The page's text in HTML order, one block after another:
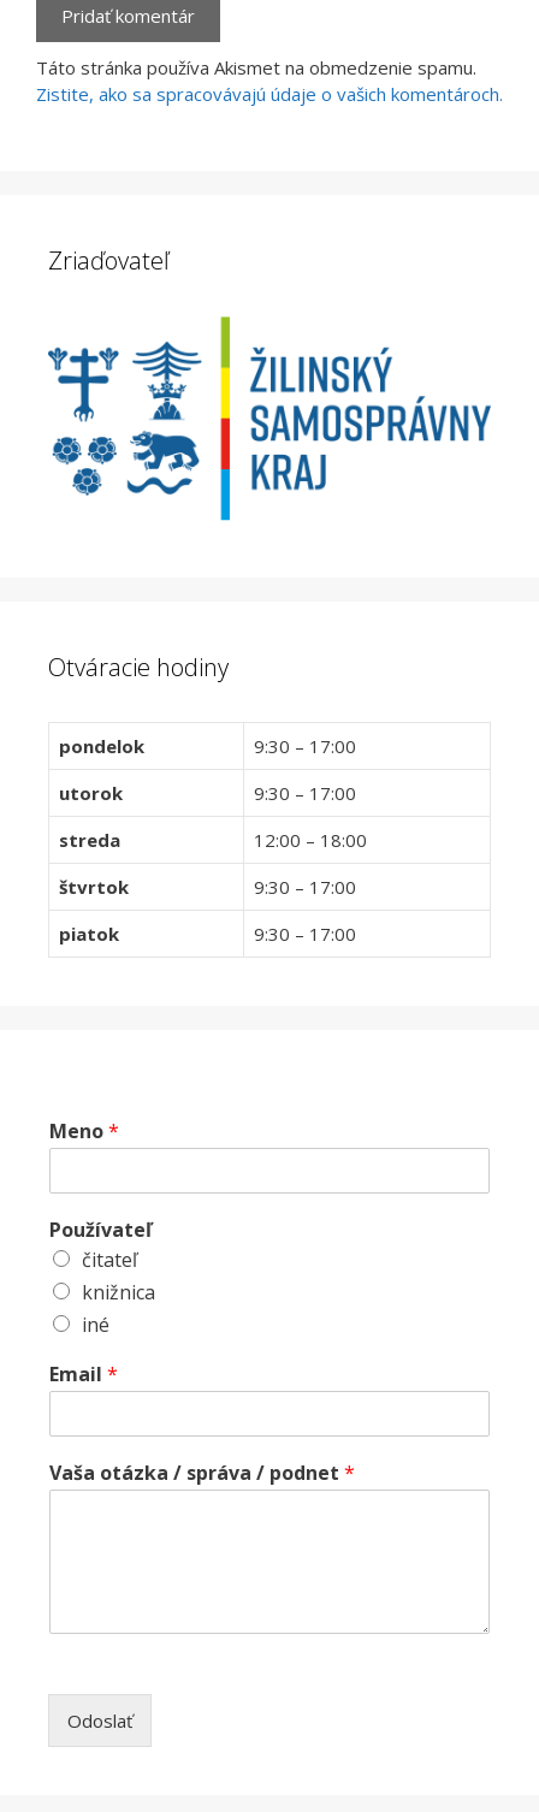
Táto stránka používa Akismet na obmedzenie spamu.
Zistite, ako sa spracovávajú údaje o vašich komentároch.
Zriaďovateľ
Otváracie hodiny
pondelok
9:30 – 17:00
utorok
9:30 – 17:00
streda
12:00 – 18:00
štvrtok
9:30 – 17:00
piatok
9:30 – 17:00
Meno*
Používateľ
čitateľ
knižnica
iné
Email *
Vaša otázka / správa / podnet *
Odoslať